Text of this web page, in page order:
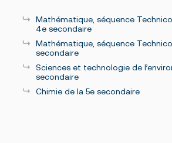
Mathématique, séquence
4e secondaire
Mathématique, séquence
secondaire
Sciences et technologie de
secondaire
Chimie de la 5e secondaire